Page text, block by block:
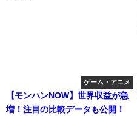
ゲーム・アニメ
【モンハンNOW】世界収益が急
増！注目の比較データも公開！